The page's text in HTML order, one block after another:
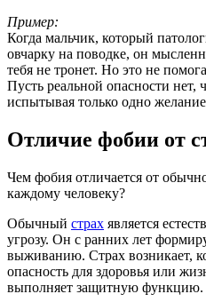
Пример:
Когда мальчик, который
овчарку на поводке, он
тебя не тронет. Но это не
Пусть реальной опасности нет,
испытывая только одно
Отличие фобии от
Чем фобия отличается от
каждому человеку?
Обычный страх является
угрозу. Он с ранних лет
выживанию. Страх возникает,
опасность для здоровья или
выполняет защитную функцию.